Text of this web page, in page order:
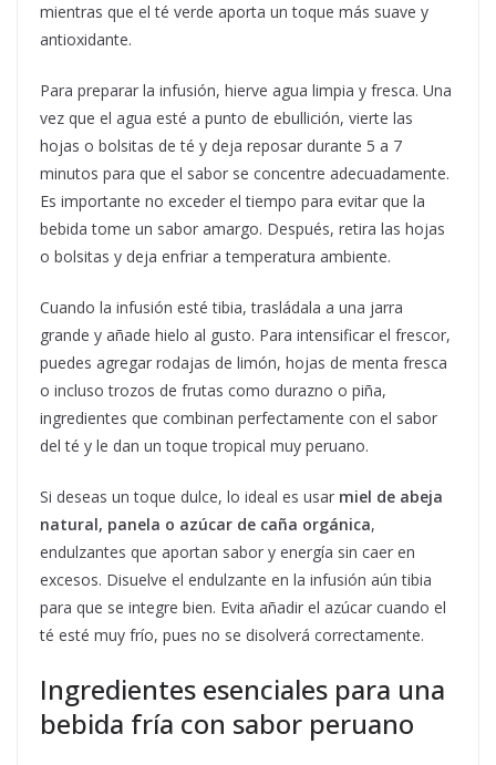
mientras que el té verde aporta un toque más suave y
antioxidante.
Para preparar la infusión, hierve agua limpia y fresca. Una
vez que el agua esté a punto de ebullición, vierte las
hojas o bolsitas de té y deja reposar durante 5 a 7
minutos para que el sabor se concentre adecuadamente.
Es importante no exceder el tiempo para evitar que la
bebida tome un sabor amargo. Después, retira las hojas
o bolsitas y deja enfriar a temperatura ambiente.
Cuando la infusión esté tibia, trasládala a una jarra
grande y añade hielo al gusto. Para intensificar el frescor,
puedes agregar rodajas de limón, hojas de menta fresca
o incluso trozos de frutas como durazno o piña,
ingredientes que combinan perfectamente con el sabor
del té y le dan un toque tropical muy peruano.
Si deseas un toque dulce, lo ideal es usar miel de abeja
natural, panela o azúcar de caña orgánica,
endulzantes que aportan sabor y energía sin caer en
excesos. Disuelve el endulzante en la infusión aún tibia
para que se integre bien. Evita añadir el azúcar cuando el
té esté muy frío, pues no se disolverá correctamente.
Ingredientes esenciales para una
bebida fría con sabor peruano